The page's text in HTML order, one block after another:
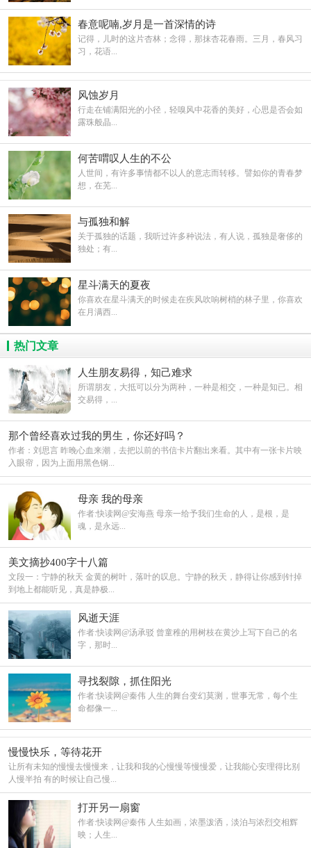
春意呢喃,岁月是一首深情的诗
记得，儿时的这片杏林；念得，那抹杏花春雨。三月，春风习
习，花语...
风蚀岁月
行走在铺满阳光的小径，轻嗅风中花香的美好，心思是否会如
露珠般晶...
何苦喟叹人生的不公
人世间，有许多事情都不以人的意志而转移。譬如你的青春梦
想，在芜...
与孤独和解
关于孤独的话题，我听过许多种说法，有人说，孤独是奢侈的
独处；有...
星斗满天的夏夜
你喜欢在星斗满天的时候走在疾风吹响树梢的林子里，你喜欢
在月满西...
热门文章
人生朋友易得，知己难求
所谓朋友，大抵可以分为两种，一种是相交，一种是知已。相
交易得，...
那个曾经喜欢过我的男生，你还好吗？
作者：刘思言 昨晚心血来潮，去把以前的书信卡片翻出来看。其中有一张卡片映
入眼帘，因为上面用黑色钢...
母亲 我的母亲
作者:快读网@安海燕 母亲一给予我们生命的人，是根，是
魂，是永远...
美文摘抄400字十八篇
文段一：宁静的秋天 金黄的树叶，落叶的叹息。宁静的秋天，静得让你感到针掉
到地上都能听见，真是静极...
风逝天涯
作者:快读网@汤承驳 曾童稚的用树枝在黄沙上写下自己的名
字，那时...
寻找裂隙，抓住阳光
作者:快读网@秦伟 人生的舞台变幻莫测，世事无常，每个生
命都像一...
慢慢快乐，等待花开
让所有未知的慢慢去慢慢来，让我和我的心慢慢等慢慢爱，让我能心安理得比别
人慢半拍 有的时候让自己慢...
打开另一扇窗
作者:快读网@秦伟 人生如画，浓墨泼洒，淡泊与浓烈交相辉
映；人生...